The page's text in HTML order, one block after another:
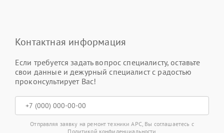
Контактная информация
Если требуется задать вопрос специалисту, оставьте
свои данные и дежурный специалист с радостью
проконсультирует Вас!
Отправляя заявку на ремонт техники APC, Вы соглашаетесь с
Политикой конфиденциальности